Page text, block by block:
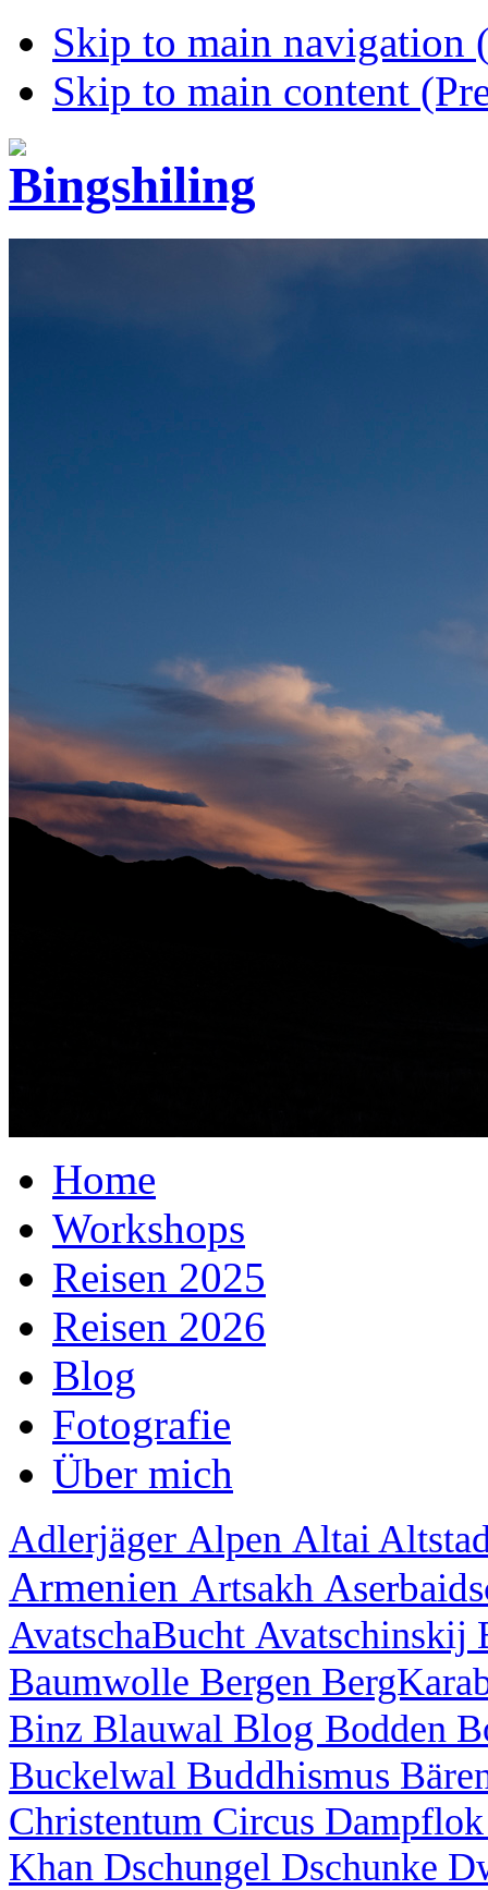
Skip to main navigation
Skip to main content
Home
Workshops
Reisen 2025
Reisen 2026
Blog
Fotografie
Über mich
Adlerjäger Alpen Altai
Armenien Artsakh
AvatschaBucht Avatschinskij
Baumwolle Bergen
Binz Blauwal Blog Bodden
Buckelwal Buddhismus
Christentum Circus
Khan Dschungel Dschunke